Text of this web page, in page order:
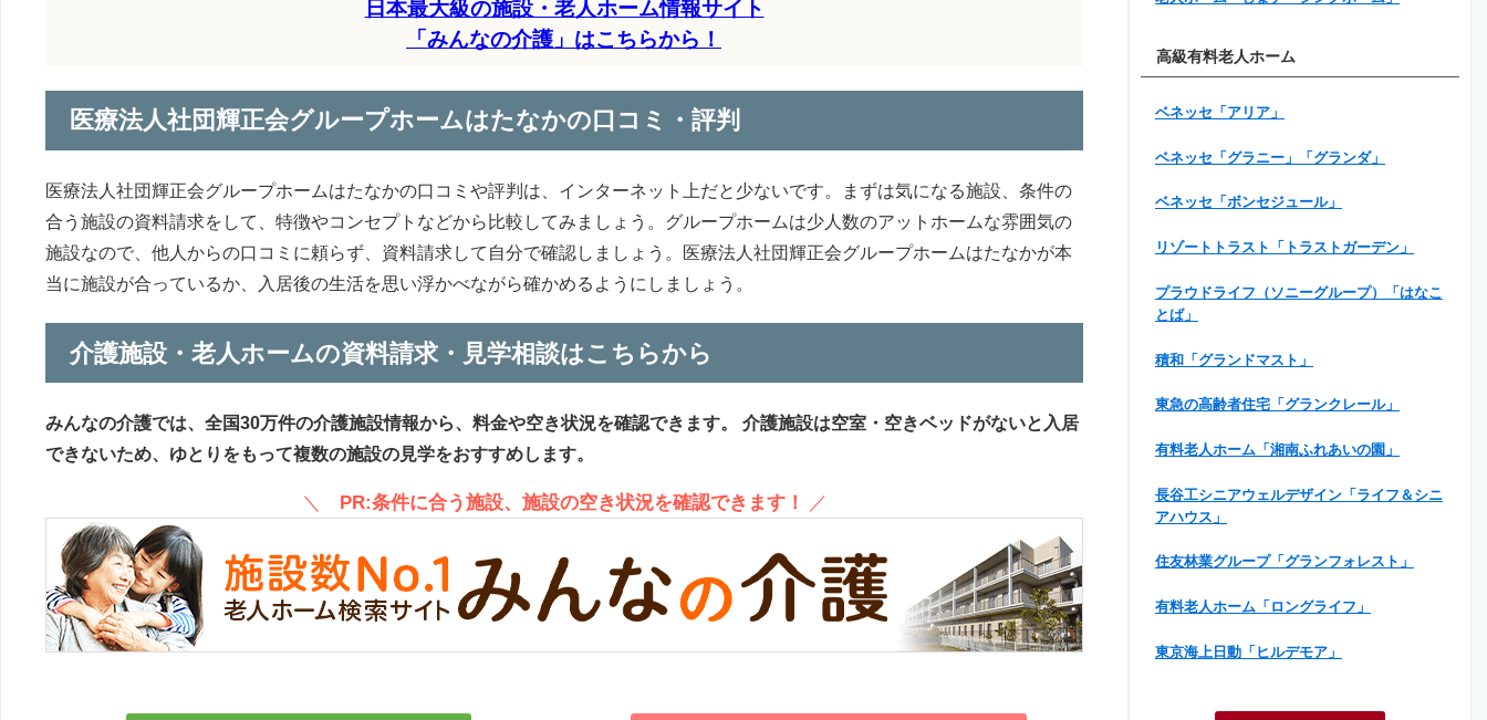
日本最大級の施設・老人ホーム情報サイト
「みんなの介護」はこちらから！
医療法人社団輝正会グループホームはたなかの口コミ・評判
医療法人社団輝正会グループホームはたなかの口コミや評判は、インターネット上だと少ないです。まずは気になる施設、条件の
合う施設の資料請求をして、特徴やコンセプトなどから比較してみましょう。グループホームは少人数のアットホームな雰囲気の
施設なので、他人からの口コミに頼らず、資料請求して自分で確認しましょう。医療法人社団輝正会グループホームはたなかが本
当に施設が合っているか、入居後の生活を思い浮かべながら確かめるようにしましょう。
介護施設・老人ホームの資料請求・見学相談はこちらから
みんなの介護では、全国30万件の介護施設情報から、料金や空き状況を確認できます。
介護施設は空室・空きベッドがないと入居
できないため、ゆとりをもって複数の施設の見学をおすすめします。
＼ PR:条件に合う施設、施設の空き状況を確認できます！ ／
高級有料老人ホーム
ベネッセ「アリア」
ベネッセ「グラニー」「グランダ」
ベネッセ「ボンセジュール」
リゾートトラスト「トラストガーデン」
プラウドライフ（ソニーグループ）「はなこ
とば」
積和「グランドマスト」
東急の高齢者住宅「グランクレール」
有料老人ホーム「湘南ふれあいの園」
長谷工シニアウェルデザイン「ライフ＆シニ
アハウス」
住友林業グループ「グランフォレスト」
有料老人ホーム「ロングライフ」
東京海上日動「ヒルデモア」